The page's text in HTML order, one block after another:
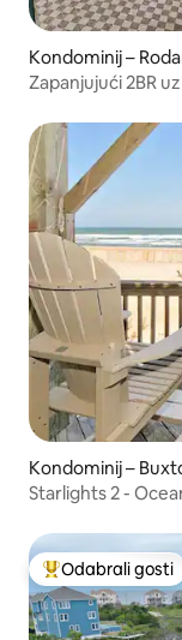
Kondominij –
Zapanjujući 2BR
Kondominij –
Starlights 2 -
Među najviše
Odabrali gosti